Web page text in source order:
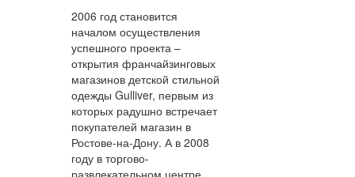
2006 год становится
началом осуществления
успешного проекта –
открытия франчайзинговых
магазинов детской стильной
одежды Gulliver, первым из
которых радушно встречает
покупателей магазин в
Ростове-на-Дону. А в 2008
году в торгово-
развлекательном центре